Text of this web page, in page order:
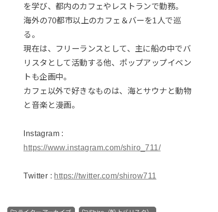
を学び、都内のカフェやレストランで勤務。
海外の70都市以上のカフェ＆バーを1人で巡
る。
現在は、フリーランスとして、主に船の中でバ
リスタとして活動する他、ポップアップイベン
トも企画中。
カフェ以外で好きなものは、海とサウナと動物
と音楽と漫画。
Instagram :
https://www.instagram.com/shiro_711/
Twitter : https://twitter.com/shirow711